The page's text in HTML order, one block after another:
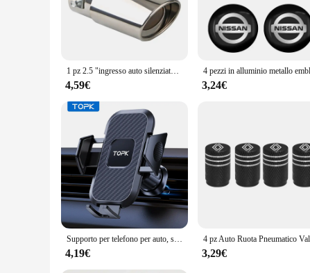
1 pz 2.5 "ingresso auto silenziatore di scarico punta tubo in acciaio inossidabile cromato trim coda posteriore gola per la maggior parte delle auto
4,59€ 3,24€
Supporto per telefono per auto, supporto per telefono universale con bloccaggio automatico TOPK Upgrade con clip a gancio per presa d'aria per auto per iPhone Samsun
4,19€ 3,29€